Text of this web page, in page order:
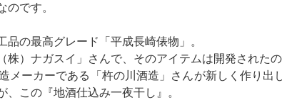
のです。
の最高グレード「平成長崎俵物」。
）ナガスイ」さんで、そのアイテムは開発されたの
メーカーである「杵の川酒造」さんが新しく作り出
この『地酒仕込み一夜干し』。